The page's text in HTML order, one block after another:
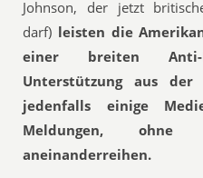
Johnson, der jetzt
darf) leisten die
einer breiten Anti-
Unterstützung aus
jedenfalls einige
Meldungen,
aneinanderreihen.